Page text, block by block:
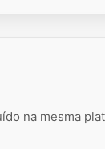
na mesma